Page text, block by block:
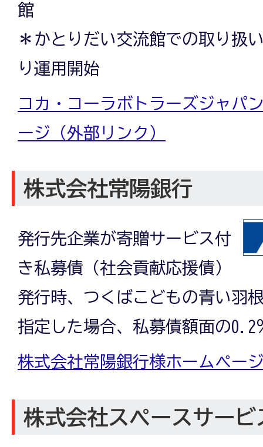
館
＊かとりだい交流館での取り扱
り運用開始
コカ・コーラボトラーズジャパ
ージ（外部リンク）
株式会社常陽銀行
発行先企業が寄贈サービス付
き私募債（社会貢献応援債）
発行時、つくばこどもの青い羽
指定した場合、私募債額面の0.2
株式会社常陽銀行様ホームペー
株式会社スペースサービ